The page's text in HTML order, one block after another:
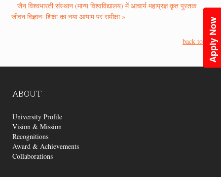
Apply Now
जैन विश्वभारती संस्थान (मान्य विश्वविद्यालय) में आचार्य महाप्रज्ञ कृत पुस्तक
जीवन विज्ञानः शिक्षा का नया आयाम पर समीक्षा »
back to top
ABOUT
University Profile
Vision & Mission
Recognitions
Award & Achievements
Collaborations